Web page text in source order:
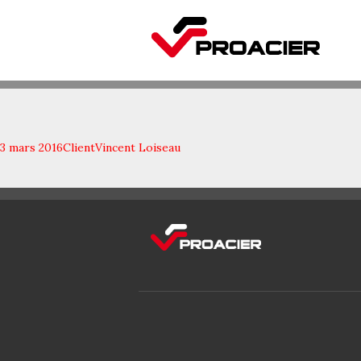
3 mars 2016ClientVincent Loiseau